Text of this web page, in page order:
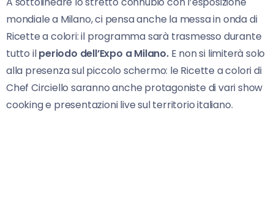
mondiale a Milano, ci pensa anche la messa in onda di
Ricette a colori: il programma sarà trasmesso durante
tutto ilperiodo dell’Expo a Milano.E non si limiterà solo
alla presenza sul piccolo schermo: le Ricette a colori di
Chef Circiello saranno anche protagoniste di vari show
cooking e presentazioni live sul territorio italiano.